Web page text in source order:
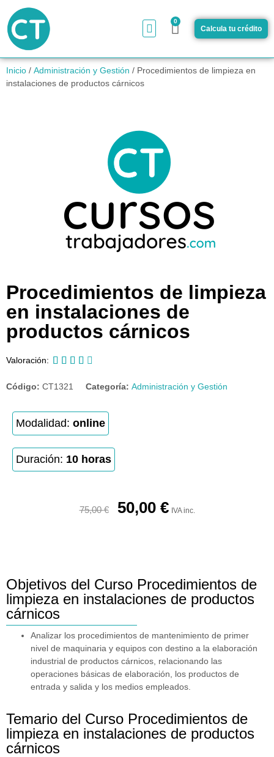
0
Calcula tu crédito
Inicio / Administración y Gestión / Procedimientos de limpieza en
instalaciones de productos cárnicos
Procedimientos de limpieza
en instalaciones de
productos cárnicos
Valoración:     
Código: CT1321 Categoría: Administración y Gestión
Modalidad: online
Duración: 10 horas
75,00€ 50,00 € IVA inc.
Objetivos del Curso Procedimientos de
limpieza en instalaciones de productos
cárnicos
Analizar los procedimientos de mantenimiento de primer
nivel de maquinaria y equipos con destino a la elaboración
industrial de productos cárnicos, relacionando las
operaciones básicas de elaboración, los productos de
entrada y salida y los medios empleados.
Temario del Curso Procedimientos de
limpieza en instalaciones de productos
cárnicos